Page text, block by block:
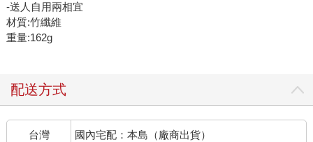
-送人自用兩相宜
材質:竹纖維
重量:162g
配送方式
台灣 國內宅配：本島（廠商出貨）